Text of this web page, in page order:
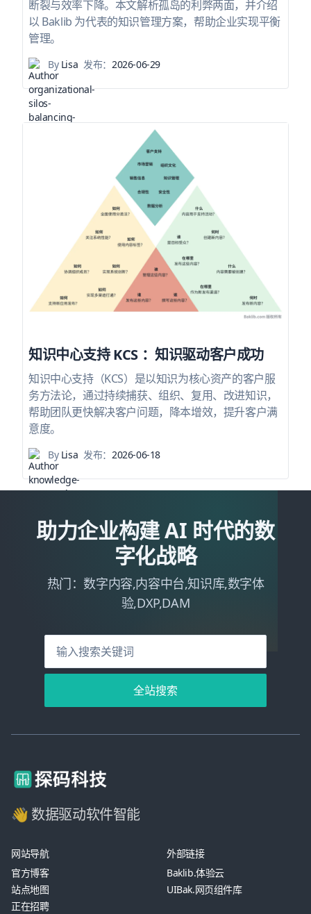
断裂与效率下降。本文解析孤岛的利弊两面，并介绍
以 Baklib 为代表的知识管理方案，帮助企业实现平衡
管理。
ByLisa 发布：2026-06-29
知识中心支持 KCS ：知识驱动客户成功
知识中心支持（KCS）是以知识为核心资产的客户服
务方法论，通过持续捕获、组织、复用、改进知识，
帮助团队更快解决客户问题，降本增效，提升客户满
意度。
ByLisa 发布：2026-06-18
助力企业构建 AI 时代的数
字化战略
热门：数字内容,内容中台,知识库,数字体
验,DXP,DAM
全站搜索
👋 数据驱动软件智能
网站导航
官方博客
站点地图
正在招聘
外部链接
Baklib.体验云
UIBak.网页组件库